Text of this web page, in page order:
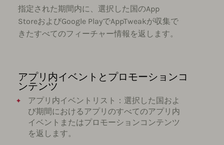
指定された期間内に、選択した国のApp
StoreおよびGoogle PlayでAppTweakが収集で
きたすべてのフィーチャー情報を返します。
アプリ内イベントとプロモーションコ
ンテンツ
アプリ内イベントリスト：選択した国およ
び期間におけるアプリのすべてのアプリ内
イベントまたはプロモーションコンテンツ
を返します。